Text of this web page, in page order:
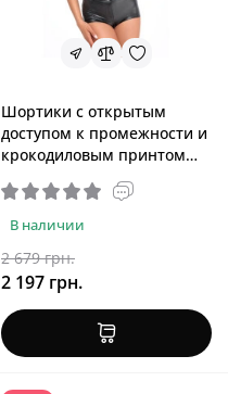
Шортики с открытым
доступом к промежности и
крокодиловым принтом
Noir Handmade F318 Wild
Crocodile Printed Wetlook
Shorts, S
В наличии
2 679 грн.
2 197 грн.